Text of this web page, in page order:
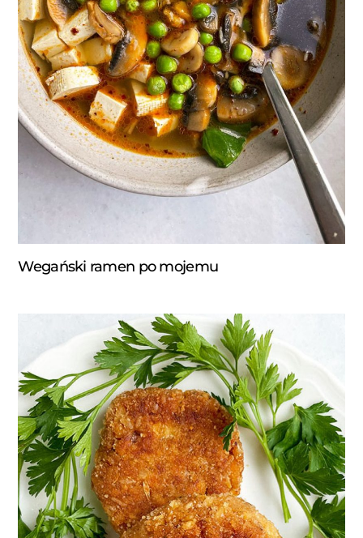
Wegański ramen po mojemu